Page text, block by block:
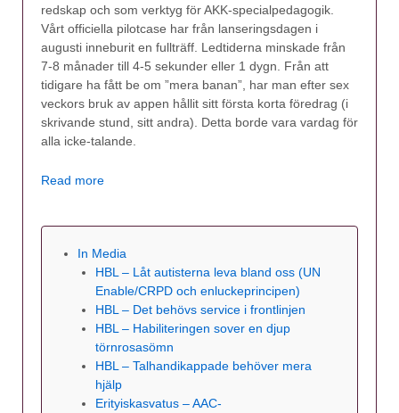
redskap och som verktyg för AKK-specialpedagogik.
Vårt officiella pilotcase har från lanseringsdagen i
augusti inneburit en fullträff. Ledtiderna minskade från
7-8 månader till 4-5 sekunder eller 1 dygn. Från att
tidigare ha fått be om ”mera banan”, har man efter sex
veckors bruk av appen hållit sitt första korta föredrag (i
skrivande stund, sitt andra). Detta borde vara vardag för
alla icke-talande.
Read more
In Media
HBL – Låt autisterna leva bland oss (UN
Enable/CRPD och enluckeprincipen)
HBL – Det behövs service i frontlinjen
HBL – Habiliteringen sover en djup
törnrosasömn
HBL – Talhandikappade behöver mera
hjälp
Erityiskasvatus – AAC-